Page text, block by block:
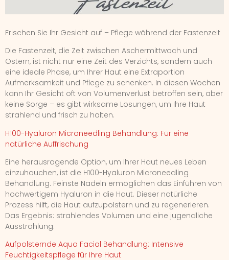
Frischen Sie Ihr Gesicht auf – Pflege während der Fastenzeit
Die Fastenzeit, die Zeit zwischen Aschermittwoch und
Ostern, ist nicht nur eine Zeit des Verzichts, sondern auch
eine ideale Phase, um Ihrer Haut eine Extraportion
Aufmerksamkeit und Pflege zu schenken. In diesen Wochen
kann Ihr Gesicht oft von Volumenverlust betroffen sein, aber
keine Sorge – es gibt wirksame Lösungen, um Ihre Haut
strahlend und frisch zu halten.
H100-Hyaluron Microneedling Behandlung: Für eine
natürliche Auffrischung
Eine herausragende Option, um Ihrer Haut neues Leben
einzuhauchen, ist die H100-Hyaluron Microneedling
Behandlung. Feinste Nadeln ermöglichen das Einführen von
hochwertigem Hyaluron in die Haut. Dieser natürliche
Prozess hilft, die Haut aufzupolstern und zu regenerieren.
Das Ergebnis: strahlendes Volumen und eine jugendliche
Ausstrahlung.
Aufpolsternde Aqua Facial Behandlung: Intensive
Feuchtigkeitspflege für Ihre Haut